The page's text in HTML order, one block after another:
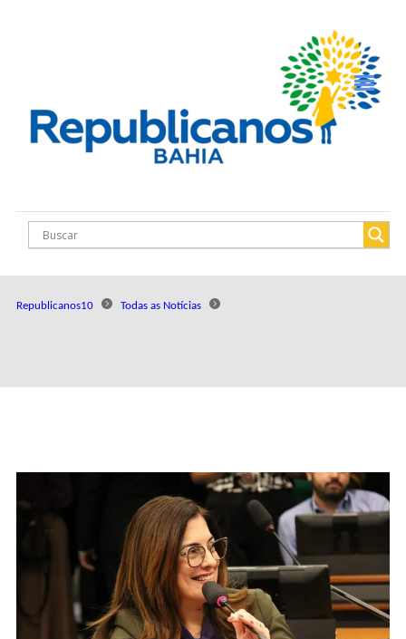
Republicanos10 Todas as Notícias